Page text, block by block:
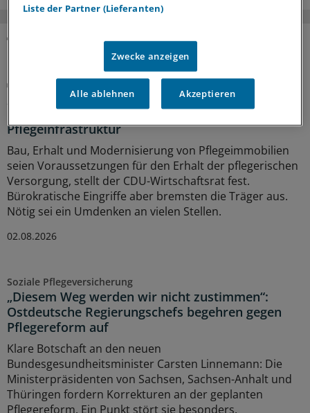
MEHR ZUM THEMA
Positionspapier
„Überbordende Bürokratie“: Wirtschaftsrat der
CDU sorgt sich um Zukunft der
Pflegeinfrastruktur
Bau, Erhalt und Modernisierung von Pflegeimmobilien
seien Voraussetzungen für den Erhalt der pflegerischen
Versorgung, stellt der CDU-Wirtschaftsrat fest.
Bürokratische Eingriffe aber bremsten die Träger aus.
Nötig sei ein Umdenken an vielen Stellen.
02.08.2026
Soziale Pflegeversicherung
„Diesem Weg werden wir nicht zustimmen“:
Ostdeutsche Regierungschefs begehren gegen
Pflegereform auf
Klare Botschaft an den neuen
Bundesgesundheitsminister Carsten Linnemann: Die
Ministerpräsidenten von Sachsen, Sachsen-Anhalt und
Thüringen fordern Korrekturen an der geplanten
Pflegereform. Ein Punkt stört sie besonders.
Liste der Partner (Lieferanten)
Zwecke anzeigen
Alle ablehnen Akzeptieren